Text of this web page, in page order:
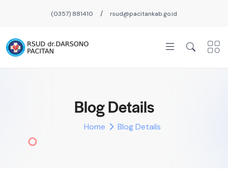
(0357) 881410 / rsud@pacitankab.go.id
Blog Details
Home Blog Details